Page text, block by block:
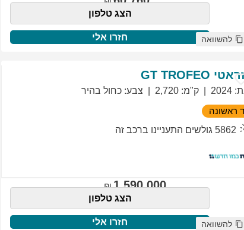
הצג טלפון
חזרו אלי להשוואה
GT TROFEO
:
2024 ק"מ:
2,720 צבע: כחול בהיר
ראשונה
5862 גולשים התעניינו ברכב זה
1,590,000
הצג טלפון
חזרו אלי להשוואה